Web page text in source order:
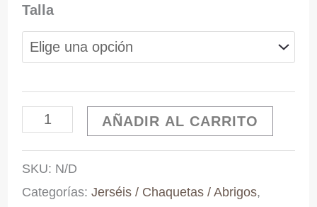
Talla
Chaqueta
cantidad
AÑADIR AL CARRITO
SKU: N/D
Categorías: Jerséis / Chaquetas / Abrigos,